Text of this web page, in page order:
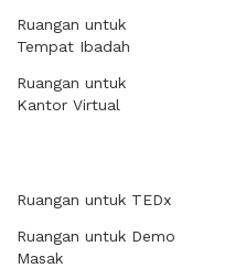
Ruangan untuk
Tempat Ibadah
Ruangan untuk
Kantor Virtual
Ruangan untuk TEDx
Ruangan untuk Demo
Masak